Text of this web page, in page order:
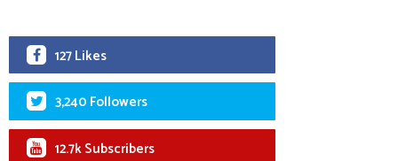
127 Likes
3,240 Followers
12.7k Subscribers